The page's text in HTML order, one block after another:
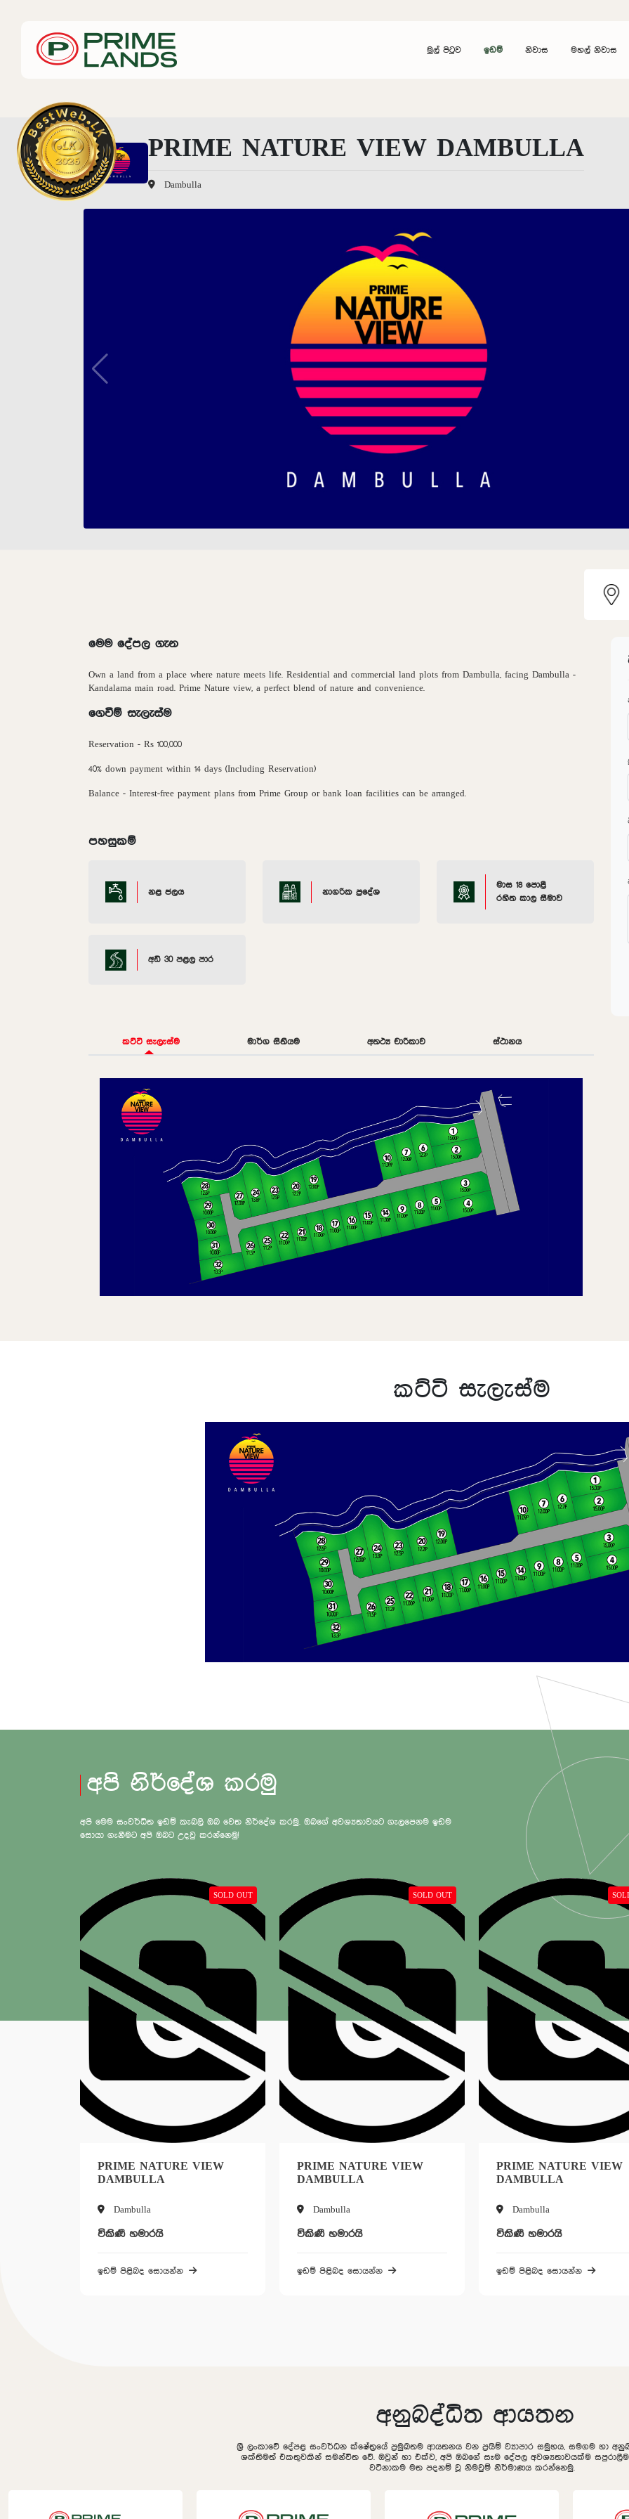
මුල් පිටුව ඉඩම් නිවාස මහල් නිවාස
PRIME NATURE VIEW DAMBULLA
Dambulla
මෙම දේපල ගැන
Own a land from a place where nature meets life. Residential and commercial land plots from Dambulla, facing Dambulla -
Kandalama main road. Prime Nature view, a perfect blend of nature and convenience.
ගෙවීම් සැලැස්ම
Reservation - Rs 100,000
40% down payment within 14 days (Including Reservation)
Balance - Interest-free payment plans from Prime Group or bank loan facilities can be arranged.
පහසුකම්
නළ ජලය නාගරික ප්‍රදේශ
මාස 18 පොළී
රහිත කාල සීමාව
අඩි 30 පළල පාර
කට්ටි සැලැස්ම මාර්ග සිතියම අතථ්‍ය චාරිකාව ස්ථානය
කට්ටි සැලැස්ම
අපි නිර්දේශ කරමු
අපි මෙම සංවර්ධිත ඉඩම් කැබලි ඔබ වෙත නිර්දේශ කරමු. ඔබගේ අවශ්‍යතාවයට ගැලපෙනම ඉඩම
සොයා ගැනීමට අපි ඔබට උදවු කරන්නෙමු!
SOLD OUT
PRIME NATURE VIEW
DAMBULLA
Dambulla
විකිණී හමාරයි
ඉඩම් පිළිබද සොයන්න
SOLD OUT
PRIME NATURE VIEW
DAMBULLA
Dambulla
විකිණී හමාරයි
ඉඩම් පිළිබද සොයන්න
PRIME NATURE VIEW
DAMBULLA
Dambulla
විකිණී හමාරයි
ඉඩම් පිළිබද සොයන්න
අනුබද්ධිත ආයතන
ශ්‍රී ලංකාවේ දේපළ සංවර්ධන ක්ෂේත්‍රයේ ප්‍රමුඛතම ආයතනය වන ප්‍රයිම් ව්‍යාපාර සමුහය, සමගම හා
ශක්තිමත් එකතුවකින් සමන්විත වේ. ඔවුන් හා එක්ව, අපි ඔබගේ සෑම දේපල අවශ්‍යතාවයක්ම
වටිනාකම මත පදනම් වූ නිමවුම් නිර්මාණය කරන්නෙමු.